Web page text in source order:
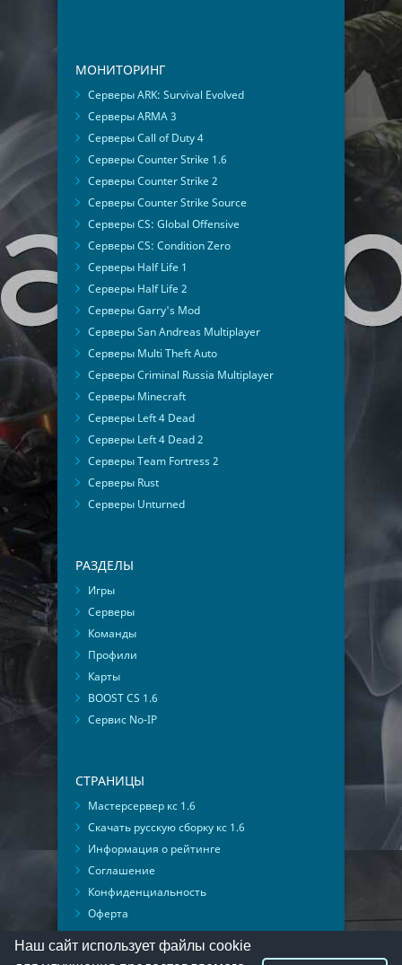
МОНИТОРИНГ
Серверы ARK: Survival Evolved
Серверы ARMA 3
Серверы Call of Duty 4
Серверы Counter Strike 1.6
Серверы Counter Strike 2
Серверы Counter Strike Source
Серверы CS: Global Offensive
Серверы CS: Condition Zero
Серверы Half Life 1
Серверы Half Life 2
Серверы Garry's Mod
Серверы San Andreas Multiplayer
Серверы Multi Theft Auto
Серверы Criminal Russia Multiplayer
Серверы Minecraft
Серверы Left 4 Dead
Серверы Left 4 Dead 2
Серверы Team Fortress 2
Серверы Rust
Серверы Unturned
РАЗДЕЛЫ
Игры
Серверы
Команды
Профили
Карты
BOOST CS 1.6
Сервис No-IP
СТРАНИЦЫ
Мастерсервер кс 1.6
Скачать русскую сборку кс 1.6
Информация о рейтинге
Соглашение
Конфиденциальность
Оферта
Мониторинг ВКонтакте
Наш сайт использует файлы cookie